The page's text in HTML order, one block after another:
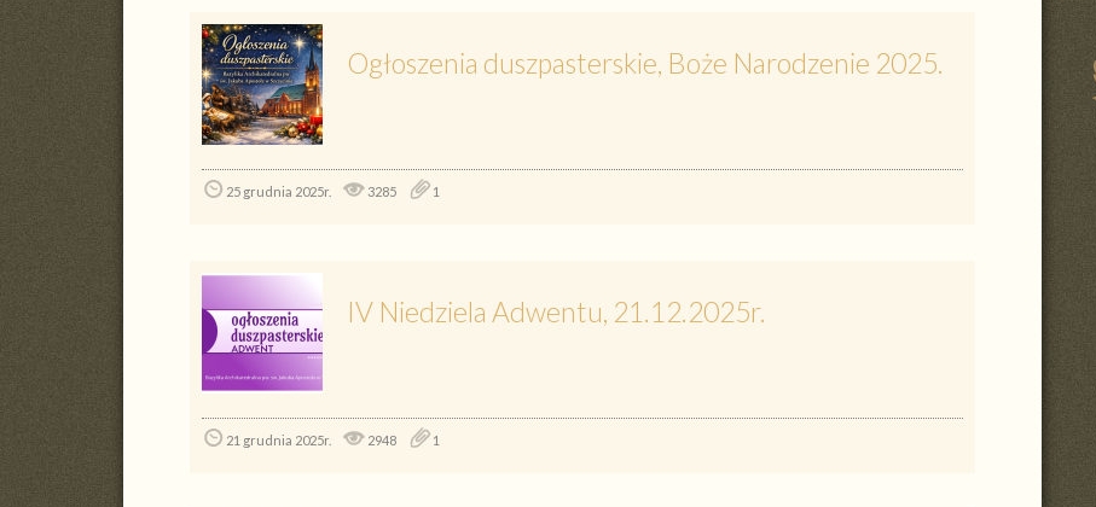
Ogłoszenia duszpasterskie, Boże Narodzenie 2025.
25 grudnia 2025r. 3285 1
IV Niedziela Adwentu, 21.12.2025r.
21 grudnia 2025r. 2948 1